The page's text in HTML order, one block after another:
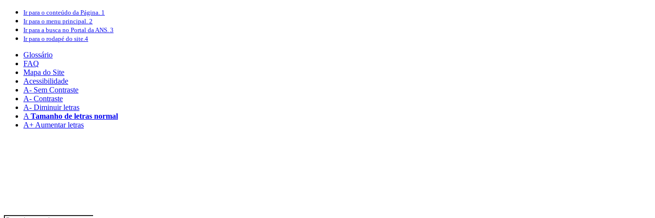
Ir para o conteúdo da Página. 1
Ir para o menu principal. 2
Ir para a busca no Portal da ANS. 3
Ir para o rodapé do site.4
Glossário
FAQ
Mapa do Site
Acessibilidade
A- Sem Contraste
A- Contraste
A- Diminuir letras
A Tamanho de letras normal
A+ Aumentar letras